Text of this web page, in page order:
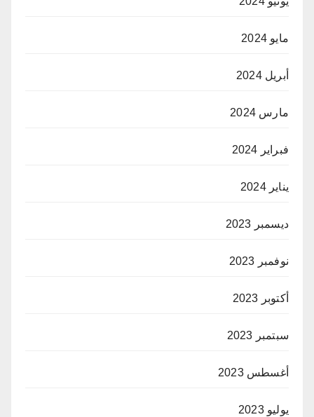
مايو 2024
أبريل 2024
مارس 2024
فبراير 2024
يناير 2024
ديسمبر 2023
نوفمبر 2023
أكتوبر 2023
سبتمبر 2023
أغسطس 2023
يوليو 2023